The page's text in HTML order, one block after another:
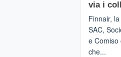
–
via i
Finnair,
SAC,
e Comiso
che...